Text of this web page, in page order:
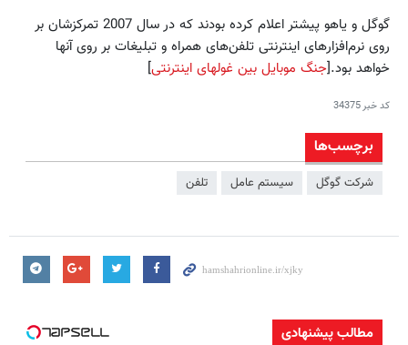
گوگل و یاهو پیشتر اعلام کرده بودند که در سال 2007 تمرکزشان بر
روی نرم‌افزارهای اینترنتی تلفن‌های همراه و تبلیغات بر روی آنها
خواهد بود.[جنگ موبایل بین غولهای اینترنتی]
کد خبر34375
برچسب‌ها
شرکت گوگل سیستم عامل تلفن
مطالب پیشنهادی